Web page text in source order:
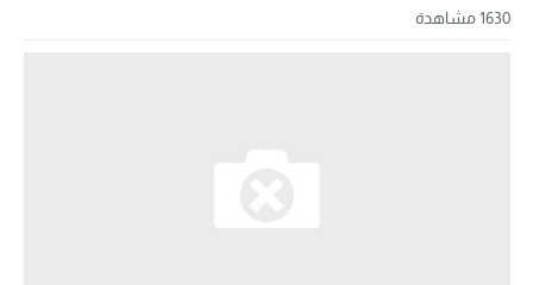
1630مشاهدة